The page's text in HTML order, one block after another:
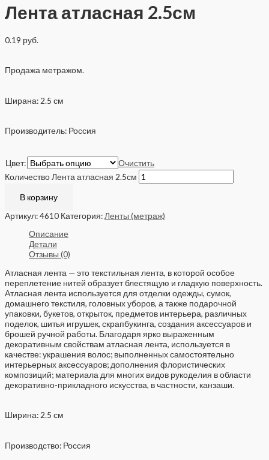
Лента атласная 2.5см
0.19 руб.
Продажа метражом.
Ширана: 2.5 см
Производитель: Россия
Цвет:
Очистить
Количество Лента атласная 2.5см
В корзину
Артикул:4610 Категория: Ленты (метраж)
Описание
Детали
Отзывы (0)
Атласная лента — это текстильная лента, в которой особое
переплетение нитей образует блестящую и гладкую поверхность.
Атласная лента используется для отделки одежды, сумок,
домашнего текстиля, головных уборов, а также подарочной
упаковки, букетов, открыток, предметов интерьера, различных
поделок, шитья игрушек, скрапбукинга, создания аксессуаров и
брошей ручной работы. Благодаря ярко выраженным
декоративным свойствам атласная лента, используется в
качестве: украшения волос; выполненных самостоятельно
интерьерных аксессуаров; дополнения флористических
композиций; материала для многих видов рукоделия в области
декоративно-прикладного искусства, в частности, канзаши.
Ширина: 2.5 см
Производство: Россия